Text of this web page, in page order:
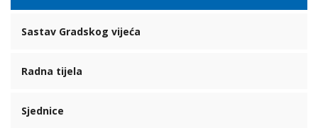
Sastav Gradskog vijeća
Radna tijela
Sjednice